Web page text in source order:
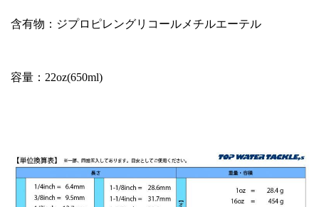
含有物：ジプロピレングリコールメチルエーテル
容量：22oz(650ml)